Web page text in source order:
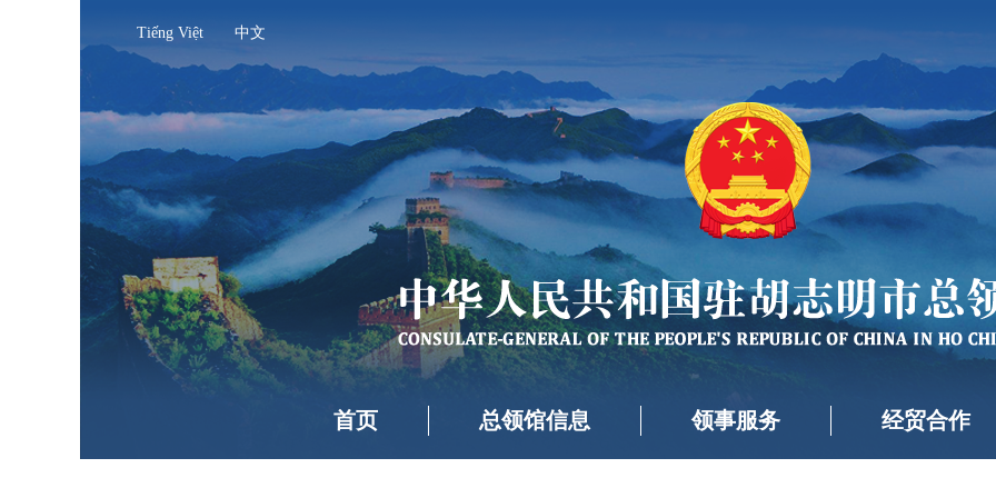
Tiếng Việt 中文
首页 总领馆信息 领事服务 经贸合作